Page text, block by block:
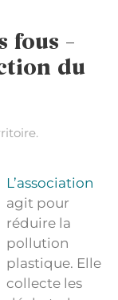
fous –
du
.
L’association
agit pour
réduire la
pollution
plastique. Elle
collecte les